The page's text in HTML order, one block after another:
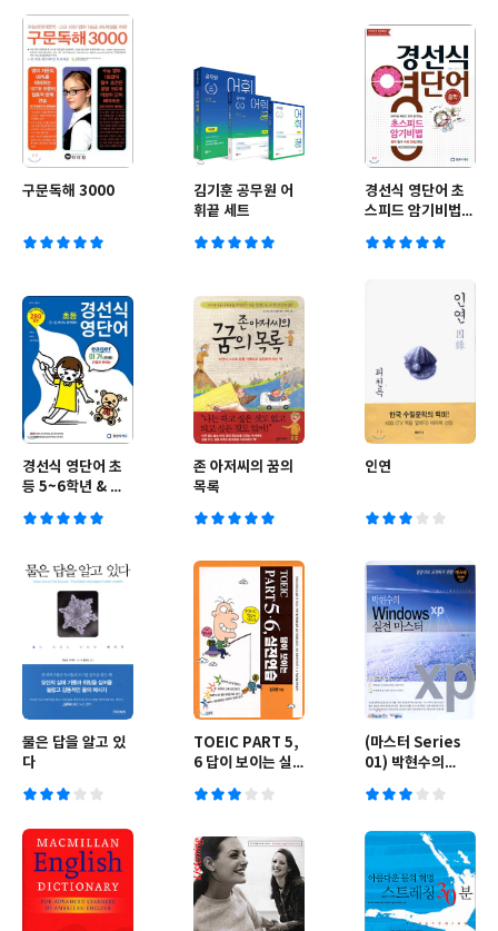
구문독해 3000
김기훈 공무원 어
휘끝 세트
경선식 영단어 초
스피드 암기비법
경선식 영단어 초
등 5~6학년 & 중
존 아저씨의 꿈의
목록
인연
물은 답을 알고 있
다
TOEIC PART 5,
6 답이 보이는 실
(마스터 Series
01) 박현수의
전 마스터